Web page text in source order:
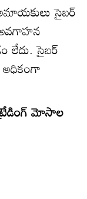
సైబర్‌
లేదు. సైబర్‌
అధికంగా
మోసాల